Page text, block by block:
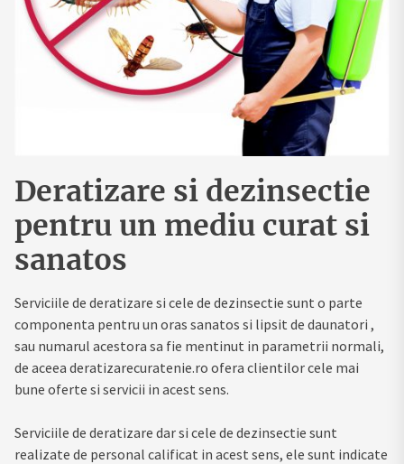
Deratizare si dezinsectie
pentru un mediu curat si
sanatos
Serviciile de deratizare si cele de dezinsectie sunt o parte
componenta pentru un oras sanatos si lipsit de daunatori ,
sau numarul acestora sa fie mentinut in parametrii normali,
de aceea deratizarecuratenie.ro ofera clientilor cele mai
bune oferte si servicii in acest sens.
Serviciile de deratizare dar si cele de dezinsectie sunt
realizate de personal calificat in acest sens, ele sunt indicate